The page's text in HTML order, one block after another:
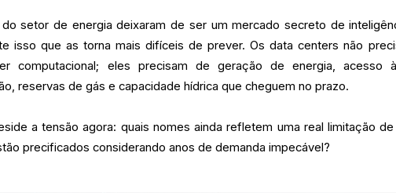
do setor de energia deixaram de ser um mercado secreto de
isso que as torna mais difíceis de prever. Os data centers não
computacional; eles precisam de geração de energia, acesso
reservas de gás e capacidade hídrica que cheguem no prazo.
a tensão agora: quais nomes ainda refletem uma real limitação
precificados considerando anos de demanda impecável?